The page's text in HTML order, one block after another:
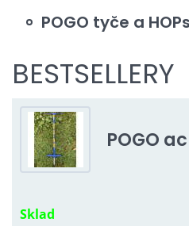
POGO tyče a
BESTSELLERY
POGO
Sklad